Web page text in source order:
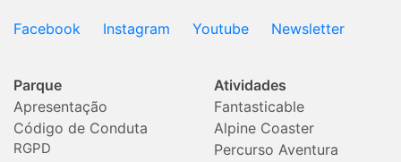
Facebook Instagram Youtube Newsletter
Parque
Apresentação
Código de Conduta
RGPD
Atividades
Fantasticable
Alpine Coaster
Percurso Aventura